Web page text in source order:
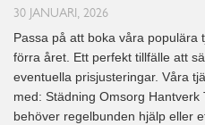
30 JANUARI, 2026
Passa på att boka våra populära
förra året. Ett perfekt tillfälle att
eventuella prisjusteringar. Våra
med: Städning Omsorg
behöver regelbunden hjälp eller